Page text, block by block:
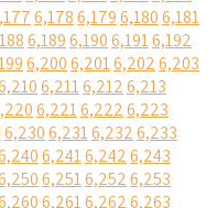
6,1786,1796,1806,181
6,1896,1906,1916,192
6,2006,2016,2026,203
6,2116,2126,213
6,2216,2226,223
6,2306,2316,2326,233
6,2416,2426,243
6,2516,2526,253
6,2616,2626,263